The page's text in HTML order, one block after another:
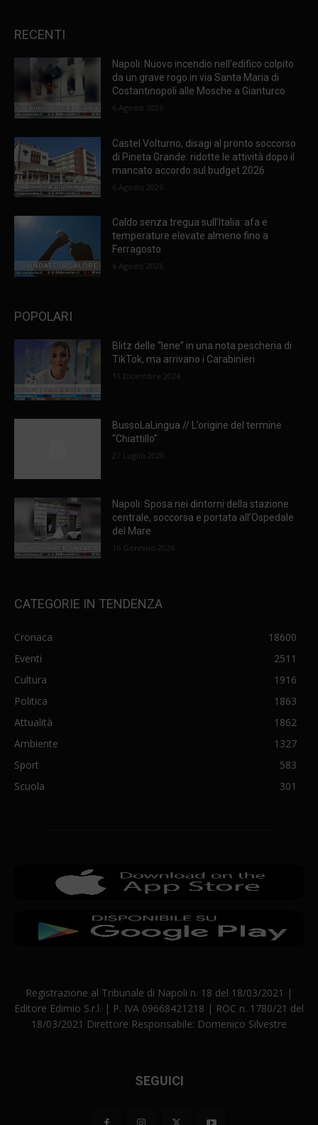
RECENTI
Napoli: Nuovo incendio nell’edifico colpito
da un grave rogo in via Santa Maria di
Costantinopoli alle Mosche a Gianturco
6 Agosto 2026
Castel Volturno, disagi al pronto soccorso
di Pineta Grande: ridotte le attività dopo il
mancato accordo sul budget 2026
6 Agosto 2026
Caldo senza tregua sull’Italia: afa e
temperature elevate almeno fino a
Ferragosto
6 Agosto 2026
POPOLARI
Blitz delle “Iene” in una nota pescheria di
TikTok, ma arrivano i Carabinieri
11 Dicembre 2024
BussoLaLingua // L’origine del termine
“Chiattillo”
27 Luglio 2020
Napoli: Sposa nei dintorni della stazione
centrale, soccorsa e portata all’Ospedale
del Mare
16 Gennaio 2026
CATEGORIE IN TENDENZA
Cronaca
18600
Eventi
2511
Cultura
1916
Politica
1863
Attualità
1862
Ambiente
1327
Sport
583
Scuola
301
Registrazione al Tribunale di Napoli n. 18 del 18/03/2021 |
Editore Edimio S.r.l. | P. IVA 09668421218 | ROC n. 1780/21 del
18/03/2021 Direttore Responsabile: Domenico Silvestre
SEGUICI